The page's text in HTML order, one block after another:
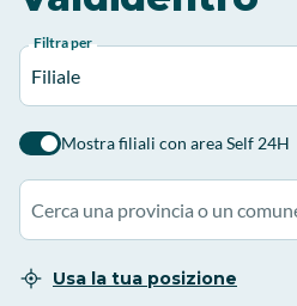
Filtra per
Filiale
Mostra filiali con area Self 24H
Usa la tua posizione